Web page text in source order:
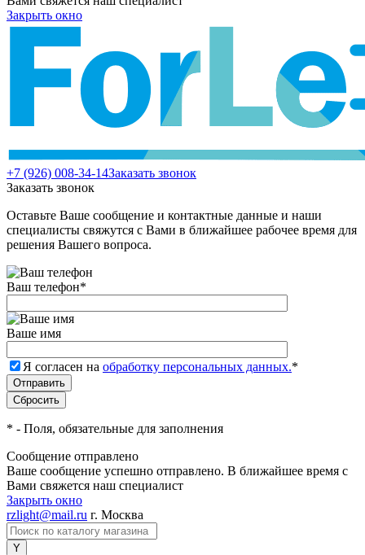
Закрыть окно
+7 (926) 008-34-14Заказать звонок
Заказать звонок
Оставьте Ваше сообщение и контактные данные и наши
специалисты свяжутся с Вами в ближайшее рабочее время для
решения Вашего вопроса.
Ваш телефон*
Ваше имя
Я согласен на обработку персональных данных.*
* - Поля, обязательные для заполнения
Сообщение отправлено
Ваше сообщение успешно отправлено. В ближайшее время с
Вами свяжется наш специалист
Закрыть окно
rzlight@mail.ru г. Москва